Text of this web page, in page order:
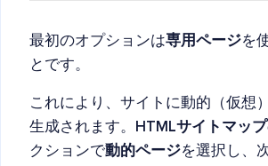
最初のオプションは専用ページを
とです。
これにより、サイトに動的（仮想
生成されます。
HTMLサイトマッ
クションで動的ページを選択し、